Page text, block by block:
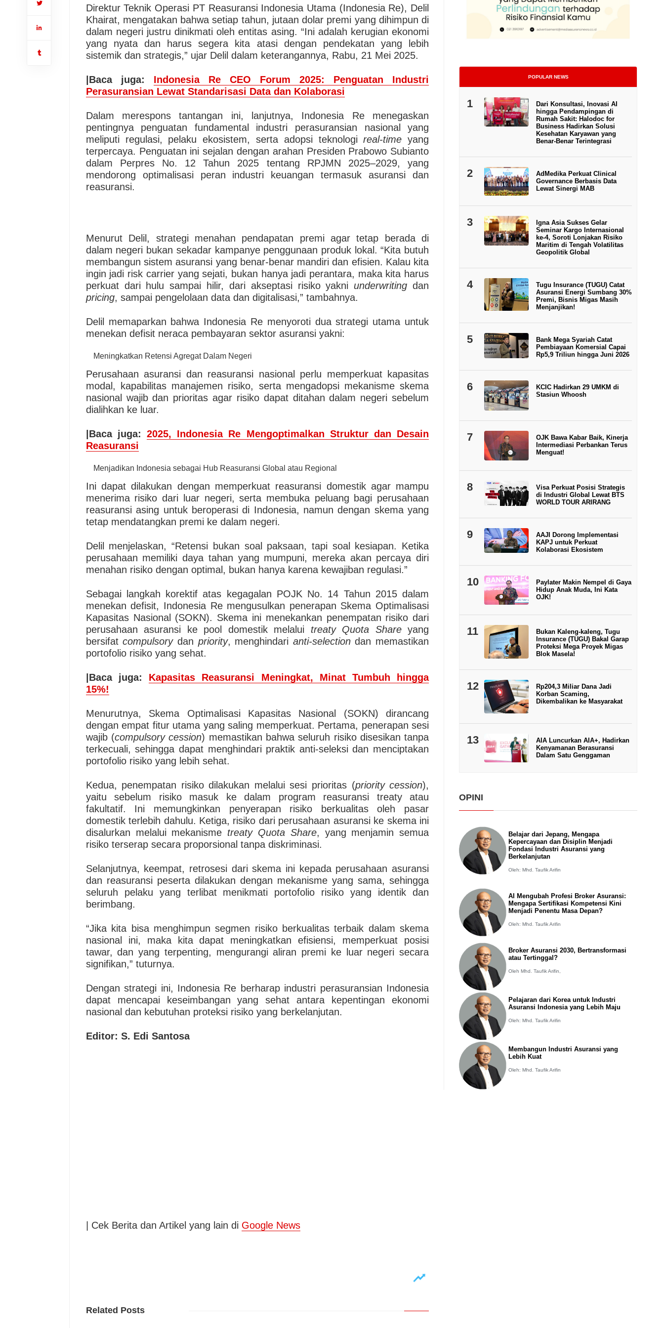
Direktur Teknik Operasi PT Reasuransi Indonesia Utama (Indonesia Re), Delil
Khairat, mengatakan bahwa setiap tahun, jutaan dolar premi yang dihimpun di
dalam negeri justru dinikmati oleh entitas asing. “Ini adalah kerugian ekonomi
yang nyata dan harus segera kita atasi dengan pendekatan yang lebih
sistemik dan strategis,” ujar Delil dalam keterangannya, Rabu, 21 Mei 2025.
|Baca juga: Indonesia Re CEO Forum 2025: Penguatan Industri
Perasuransian Lewat Standarisasi Data dan Kolaborasi
Dalam merespons tantangan ini, lanjutnya, Indonesia Re menegaskan
pentingnya penguatan fundamental industri perasuransian nasional yang
meliputi regulasi, pelaku ekosistem, serta adopsi teknologireal-time yang
terpercaya. Penguatan ini sejalan dengan arahan Presiden Prabowo Subianto
dalam Perpres No. 12 Tahun 2025 tentang RPJMN 2025–2029, yang
mendorong optimalisasi peran industri keuangan termasuk asuransi dan
reasuransi.
Menurut Delil, strategi menahan pendapatan premi agar tetap berada di
dalam negeri bukan sekadar kampanye penggunaan produk lokal. “Kita butuh
membangun sistem asuransi yang benar-benar mandiri dan efisien. Kalau kita
ingin jadi risk carrier yang sejati, bukan hanya jadi perantara, maka kita harus
perkuat dari hulu sampai hilir, dari akseptasi risiko yakni underwritingdan
pricing, sampai pengelolaan data dan digitalisasi,” tambahnya.
Delil memaparkan bahwa Indonesia Re menyoroti dua strategi utama untuk
menekan defisit neraca pembayaran sektor asuransi yakni:
Meningkatkan Retensi Agregat Dalam Negeri
Perusahaan asuransi dan reasuransi nasional perlu memperkuat kapasitas
modal, kapabilitas manajemen risiko, serta mengadopsi mekanisme skema
nasional wajib dan prioritas agar risiko dapat ditahan dalam negeri sebelum
dialihkan ke luar.
|Baca juga:2025, Indonesia Re Mengoptimalkan Struktur dan Desain
Reasuransi
Menjadikan Indonesia sebagai Hub Reasuransi Global atau Regional
Ini dapat dilakukan dengan memperkuat reasuransi domestik agar mampu
menerima risiko dari luar negeri, serta membuka peluang bagi perusahaan
reasuransi asing untuk beroperasi di Indonesia, namun dengan skema yang
tetap mendatangkan premi ke dalam negeri.
Delil menjelaskan, “Retensi bukan soal paksaan, tapi soal kesiapan. Ketika
perusahaan memiliki daya tahan yang mumpuni, mereka akan percaya diri
menahan risiko dengan optimal, bukan hanya karena kewajiban regulasi.”
Sebagai langkah korektif atas kegagalan POJK No. 14 Tahun 2015 dalam
menekan defisit, Indonesia Re mengusulkan penerapan Skema Optimalisasi
Kapasitas Nasional (SOKN). Skema ini menekankan penempatan risiko dari
perusahaan asuransi ke pool domestik melalui treaty Quota Shareyang
bersifatcompulsorydan priority, menghindari anti-selectiondan memastikan
portofolio risiko yang sehat.
|Baca juga: Kapasitas Reasuransi Meningkat, Minat Tumbuh hingga
15%!
Menurutnya, Skema Optimalisasi Kapasitas Nasional (SOKN) dirancang
dengan empat fitur utama yang saling memperkuat. Pertama, penerapan sesi
wajib (compulsory cession) memastikan bahwa seluruh risiko disesikan tanpa
terkecuali, sehingga dapat menghindari praktik anti-seleksi dan menciptakan
portofolio risiko yang lebih sehat.
Kedua, penempatan risiko dilakukan melalui sesi prioritas (priority cession),
yaitu sebelum risiko masuk ke dalam program reasuransi treaty atau
fakultatif. Ini memungkinkan penyerapan risiko berkualitas oleh pasar
domestik terlebih dahulu. Ketiga, risiko dari perusahaan asuransi ke skema ini
disalurkan melalui mekanisme treaty Quota Share, yang menjamin semua
risiko terserap secara proporsional tanpa diskriminasi.
Selanjutnya, keempat, retrosesi dari skema ini kepada perusahaan asuransi
dan reasuransi peserta dilakukan dengan mekanisme yang sama, sehingga
seluruh pelaku yang terlibat menikmati portofolio risiko yang identik dan
berimbang.
“Jika kita bisa menghimpun segmen risiko berkualitas terbaik dalam skema
nasional ini, maka kita dapat meningkatkan efisiensi, memperkuat posisi
tawar, dan yang terpenting, mengurangi aliran premi ke luar negeri secara
signifikan,” tuturnya.
Dengan strategi ini, Indonesia Re berharap industri perasuransian Indonesia
dapat mencapai keseimbangan yang sehat antara kepentingan ekonomi
nasional dan kebutuhan proteksi risiko yang berkelanjutan.
Editor: S. Edi Santosa
| Cek Berita dan Artikel yang lain di Google News
Related Posts
POPULAR NEWS
1
Dari Konsultasi, Inovasi AI
hingga Pendampingan di
Rumah Sakit: Halodoc for
Business Hadirkan Solusi
Kesehatan Karyawan yang
Benar-Benar Terintegrasi
2
AdMedika Perkuat Clinical
Governance Berbasis Data
Lewat Sinergi MAB
3
Igna Asia Sukses Gelar
Seminar Kargo Internasional
ke-4, Soroti Lonjakan Risiko
Maritim di Tengah Volatilitas
Geopolitik Global
4
Tugu Insurance (TUGU) Catat
Asuransi Energi Sumbang 30%
Premi, Bisnis Migas Masih
Menjanjikan!
5
Bank Mega Syariah Catat
Pembiayaan Komersial Capai
Rp5,9 Triliun hingga Juni 2026
6
KCIC Hadirkan 29 UMKM di
Stasiun Whoosh
7
OJK Bawa Kabar Baik, Kinerja
Intermediasi Perbankan Terus
Menguat!
8
Visa Perkuat Posisi Strategis
di Industri Global Lewat BTS
WORLD TOUR ARIRANG
9
AAJI Dorong Implementasi
KAPJ untuk Perkuat
Kolaborasi Ekosistem
10
Paylater Makin Nempel di Gaya
Hidup Anak Muda, Ini Kata
OJK!
11
Bukan Kaleng-kaleng, Tugu
Insurance (TUGU) Bakal Garap
Proteksi Mega Proyek Migas
Blok Masela!
12
Rp204,3 Miliar Dana Jadi
Korban Scaming,
Dikembalikan ke Masyarakat
13
AIA Luncurkan AIA+, Hadirkan
Kenyamanan Berasuransi
Dalam Satu Genggaman
OPINI
Belajar dari Jepang, Mengapa
Kepercayaan dan Disiplin Menjadi
Fondasi Industri Asuransi yang
Berkelanjutan
Oleh: Mhd. Taufik Arifin
AI Mengubah Profesi Broker Asuransi:
Mengapa Sertifikasi Kompetensi Kini
Menjadi Penentu Masa Depan?
Oleh: Mhd. Taufik Arifin
Broker Asuransi 2030, Bertransformasi
atau Tertinggal?
Oleh Mhd. Taufik Arifin,
Pelajaran dari Korea untuk Industri
Asuransi Indonesia yang Lebih Maju
Oleh: Mhd. Taufik Arifin
Membangun Industri Asuransi yang
Lebih Kuat
Oleh: Mhd. Taufik Arifin